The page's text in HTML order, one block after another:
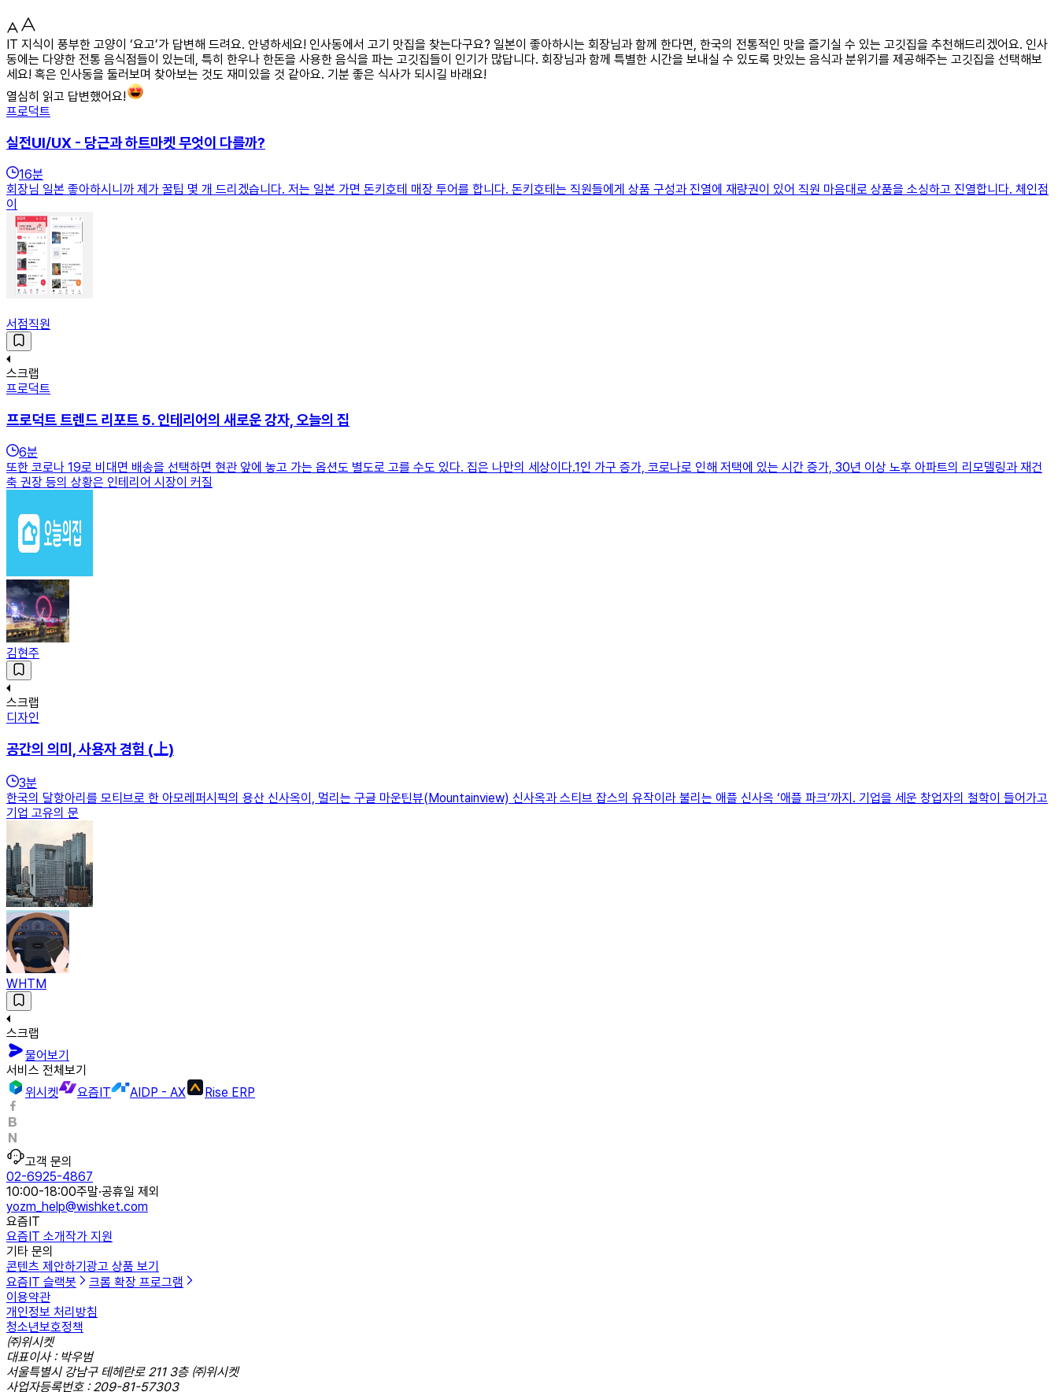
IT 지식이 풍부한 고양이 ‘요고’가 답변해 드려요. 안녕하세요! 인사동에서 고기 맛집을 찾는다구요? 일본이 좋아하시는 회장님과 함께 한다면, 한국의 전통적인 맛을 즐기실 수 있는 고깃집을 추천해드리겠어요. 인사
동에는 다양한 전통 음식점들이 있는데, 특히 한우나 한돈을 사용한 음식을 파는 고깃집들이 인기가 많답니다. 회장님과 함께 특별한 시간을 보내실 수 있도록 맛있는 음식과 분위기를 제공해주는 고깃집을 선택해보
세요! 혹은 인사동을 둘러보며 찾아보는 것도 재미있을 것 같아요. 기분 좋은 식사가 되시길 바래요!
열심히 읽고 답변했어요!
프로덕트
실전UI/UX - 당근과 하트마켓 무엇이 다를까?
16분
회장님 일본 좋아하시니까 제가 꿀팁 몇 개 드리겠습니다. 저는 일본 가면 돈키호테 매장 투어를 합니다. 돈키호테는 직원들에게 상품 구성과 진열에 재량권이 있어 직원 마음대로 상품을 소싱하고 진열합니다. 체인점
이
서점직원
스크랩
프로덕트
프로덕트 트렌드 리포트 5. 인테리어의 새로운 강자, 오늘의 집
6분
또한 코로나 19로 비대면 배송을 선택하면 현관 앞에 놓고 가는 옵션도 별도로 고를 수도 있다. 집은 나만의 세상이다.1인 가구 증가, 코로나로 인해 저택에 있는 시간 증가, 30년 이상 노후 아파트의 리모델링과 재건
축 권장 등의 상황은 인테리어 시장이 커질
김현주
스크랩
디자인
공간의 의미, 사용자 경험 (上)
3분
한국의 달항아리를 모티브로 한 아모레퍼시픽의 용산 신사옥이, 멀리는 구글 마운틴뷰(Mountainview) 신사옥과 스티브 잡스의 유작이라 불리는 애플 신사옥 ‘애플 파크’까지. 기업을 세운 창업자의 철학이 들어가고
기업 고유의 문
WHTM
스크랩
물어보기
서비스 전체보기
위시켓
요즘IT AIDP - AX Rise ERP
고객 문의
02-6925-4867
10:00-18:00주말·공휴일 제외
yozm_help@wishket.com
요즘IT
요즘IT 소개작가 지원
기타 문의
콘텐츠 제안하기 광고 상품 보기
요즘IT 슬랙봇
크롬 확장 프로그램
이용약관
개인정보 처리방침
청소년보호정책
㈜위시켓
대표이사 : 박우범
서울특별시 강남구 테헤란로 211 3층 ㈜위시켓
사업자등록번호 : 209-81-57303